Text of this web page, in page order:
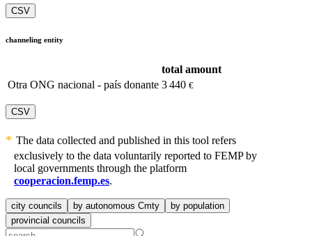
CSV
channeling entity
total amount
Otra ONG nacional - país donante 3 440 €
CSV
The data collected and published in this tool refers
exclusively to the data voluntarily reported to FEMP by
local governments through the platform
cooperacion.femp.es.
city councils by autonomous Cmty
by population
provincial councils